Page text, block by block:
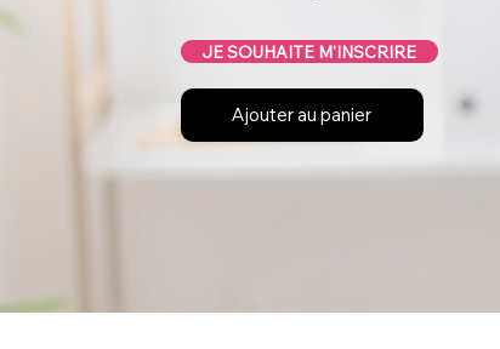
JE SOUHAITE M'INSCRIRE
Ajouter au panier